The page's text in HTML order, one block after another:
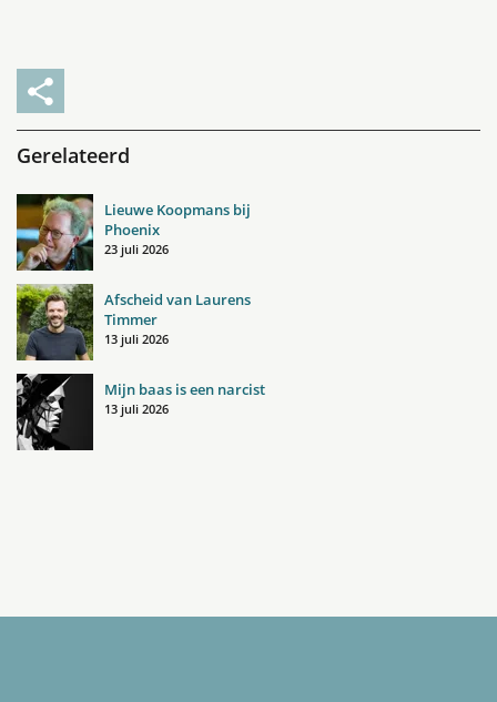
Gerelateerd
Lieuwe Koopmans bij
Phoenix
23 juli 2026
Afscheid van Laurens
Timmer
13 juli 2026
Mijn baas is een narcist
13 juli 2026